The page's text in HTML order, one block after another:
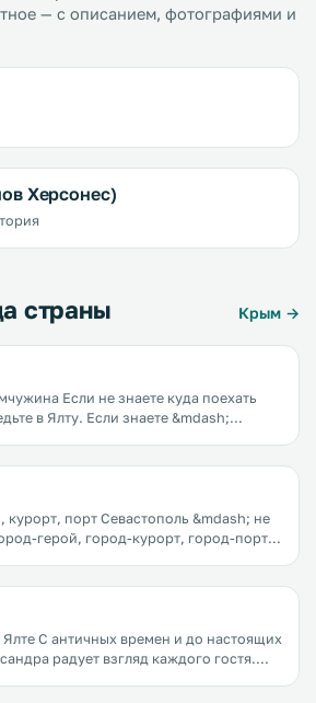
— с описанием, фотографиями и
Херсонес)
страны Крым →
куда поехать
в Ялту. Если знаете &mdash;
&mdash; не
герой, город-курорт, город-порт,
настоящих
радует взгляд каждого гостя.